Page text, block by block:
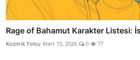
Rage of Bahamut Karakter Listesi:
Kozmik Yolcu Mart 15, 2026 0 77